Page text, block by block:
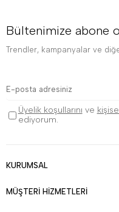
erkeklerin tercih
ve kombin önerileriyle
Yazın en sıcak günlerinde
şort modelleri
Spor tarzda bir görünüm
Bültenimize abone
Trendler, kampanyalar ve
Üyelik koşullarını ve
ediyorum.
KURUMSAL
MÜŞTERİ HİZMETLERİ